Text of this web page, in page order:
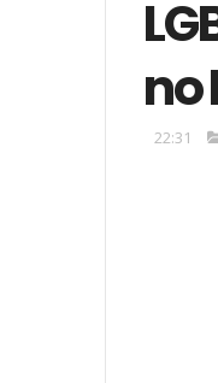
no
22:31